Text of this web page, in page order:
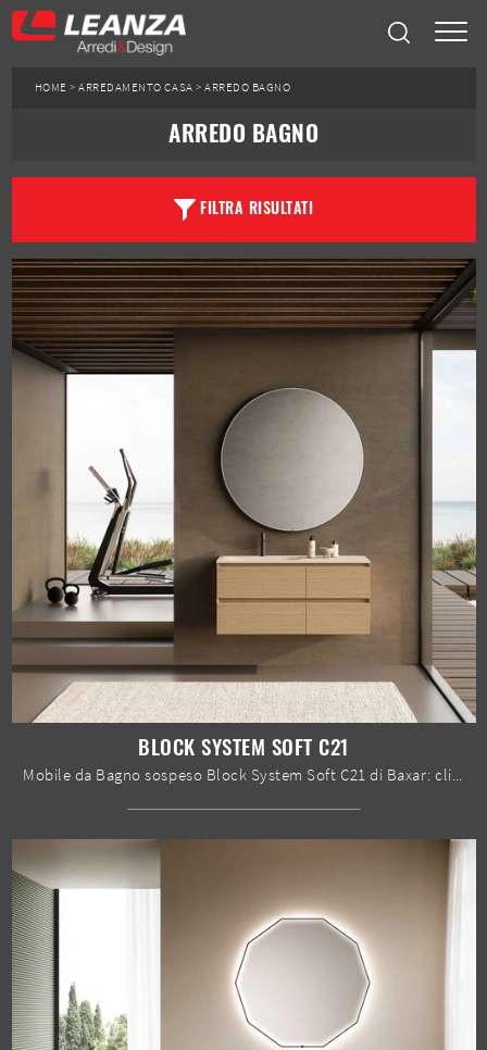
HOME >ARREDAMENTO CASA >ARREDO BAGNO
ARREDO BAGNO
FILTRA RISULTATI
BLOCK SYSTEM SOFT C21
Mobile da Bagno sospeso Block System Soft C21 di Baxar: clicca e scopri di più su mobili bagno sospesi in melaminico e elementi accessori della firma.